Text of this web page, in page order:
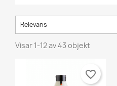
Relevans
Visar 1-12 av 43 objekt
favorite_border